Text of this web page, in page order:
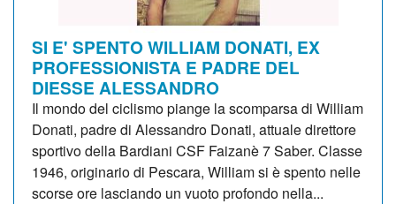
SI E' SPENTO WILLIAM DONATI, EX
PROFESSIONISTA E PADRE DEL
DIESSE ALESSANDRO
Il mondo del ciclismo piange la scomparsa di William
Donati, padre di Alessandro Donati, attuale direttore
sportivo della Bardiani CSF Faizanè 7 Saber. Classe
1946, originario di Pescara, William si è spento nelle
scorse ore lasciando un vuoto profondo nella...